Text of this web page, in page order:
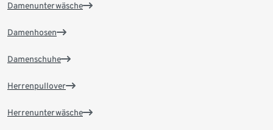
Damenunterwäsche
Damenhosen
Damenschuhe
Herrenpullover
Herrenunterwäsche